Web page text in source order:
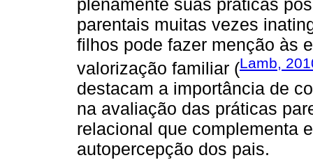
plenamente suas práticas
parentais muitas vezes
filhos pode fazer menção às
valorização familiar (Lamb,
destacam a importância de
na avaliação das práticas
relacional que complementa
autopercepção dos pais.